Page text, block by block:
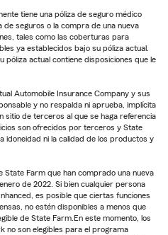
tiene una póliza de seguro médico
seguros o la compra de una nueva
tales como las coberturas para
ya establecidos bajo su póliza actual.
póliza actual contiene disposiciones que le
Automobile Insurance Company y sus
y no respalda ni aprueba, implícita
sitio de terceros al que se haga referencia
son ofrecidos por terceros y State
idoneidad ni la calidad de los productos y
State Farm que han comprado una nueva
de 2022. Si bien cualquier persona
es posible que ciertas funciones
no estén disponibles a menos que
de State Farm.En este momento, los
no son elegibles para el programa